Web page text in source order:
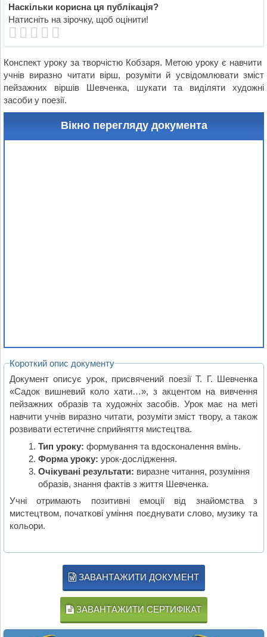
Наскільки корисна ця публікація?
Натисніть на зірочку, щоб оцінити!
Конспект уроку за творчістю Кобзаря. Метою уроку є навчити
учнів виразно читати вірш, розуміти й усвідомлювати зміст
пейзажних віршів Шевченка, шукати та виділяти художні
засоби у поезії.
Вікно перегляду документа
Короткий опис документу
Документ описує урок, присвячений поезії Т. Г. Шевченка
«Садок вишневий коло хати…», з акцентом на вивчення
пейзажних образів та художніх засобів. Урок має на меті
навчити учнів виразно читати, розуміти зміст твору, а також
розвивати естетичне сприйняття мистецтва.
Тип уроку: формування та вдосконалення вмінь.
Форма уроку: урок-дослідження.
Очікувані результати: виразне читання, розуміння
образів, знання фактів з життя Шевченка.
Учні отримають позитивні емоції від знайомства з
мистецтвом, початкові уміння поєднувати слово, музику та
кольори.
ЗАВАНТАЖИТИ ДОКУМЕНТ
ЗАВАНТАЖИТИ СЕРТИФІКАТ